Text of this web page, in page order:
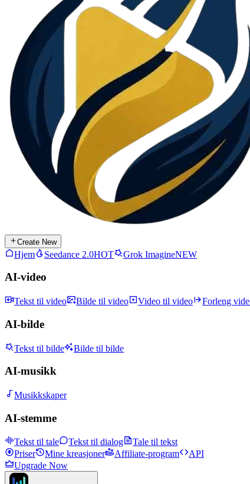
Create New
Hjem Seedance 2.0HOT Grok ImagineNEW
AI-video
Tekst til video Bilde til video Video til video Forleng
AI-bilde
Tekst til bilde Bilde til bilde
AI-musikk
Musikkskaper
AI-stemme
Tekst til tale Tekst til dialog
Tale til tekst
Priser
Mine kreasjoner Affiliate-program
API
Upgrade Now